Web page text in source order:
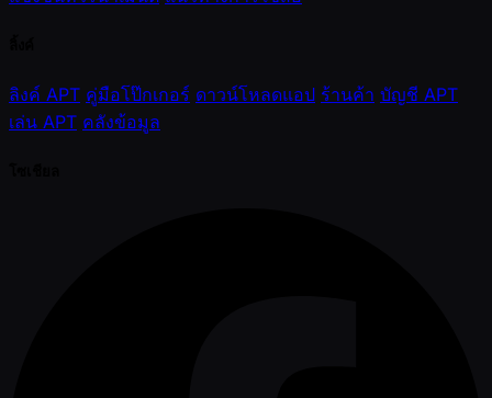
ลิงค์ APT คู่มือโป๊กเกอร์ ดาวน์โหลดแอป ร้านค้า บัญชี APT
เล่น APT คลังข้อมูล